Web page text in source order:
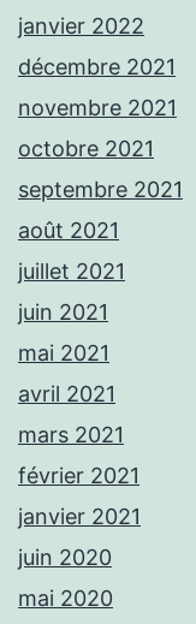
janvier 2022
décembre 2021
novembre 2021
octobre 2021
septembre 2021
août 2021
juillet 2021
juin 2021
mai 2021
avril 2021
mars 2021
février 2021
janvier 2021
juin 2020
mai 2020